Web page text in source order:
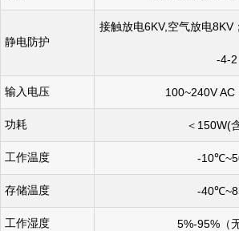
静电防护
接触放电6KV,空气放电8KV
-4-2
输入电压 100~240V AC
功耗 ＜ 150W(
工作温度 -10℃
存储温度 -40℃
工作湿度 5%-95% （